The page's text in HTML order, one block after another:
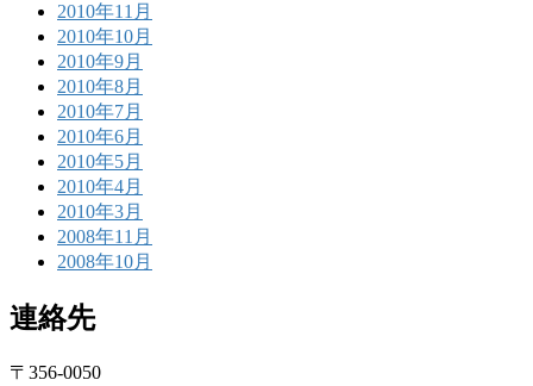
2010年11月
2010年10月
2010年9月
2010年8月
2010年7月
2010年6月
2010年5月
2010年4月
2010年3月
2008年11月
2008年10月
連絡先
〒356-0050